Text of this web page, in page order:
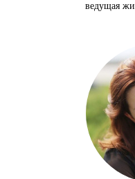
ведущая